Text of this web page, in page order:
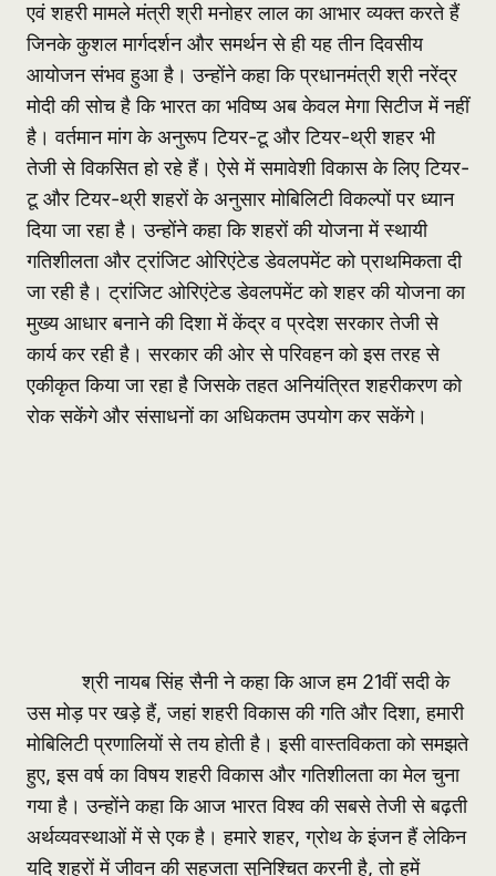
एवं शहरी मामले मंत्री श्री मनोहर लाल का आभार व्यक्त करते हैं
जिनके कुशल मार्गदर्शन और समर्थन से ही यह तीन दिवसीय
आयोजन संभव हुआ है। उन्होंने कहा कि प्रधानमंत्री श्री नरेंद्र
मोदी की सोच है कि भारत का भविष्य अब केवल मेगा सिटीज में नहीं
है। वर्तमान मांग के अनुरूप टियर-टू और टियर-थ्री शहर भी
तेजी से विकसित हो रहे हैं। ऐसे में समावेशी विकास के लिए टियर-
टू और टियर-थ्री शहरों के अनुसार मोबिलिटी विकल्पों पर ध्यान
दिया जा रहा है। उन्होंने कहा कि शहरों की योजना में स्थायी
गतिशीलता और ट्रांजिट ओरिएंटेड डेवलपमेंट को प्राथमिकता दी
जा रही है। ट्रांजिट ओरिएंटेड डेवलपमेंट को शहर की योजना का
मुख्य आधार बनाने की दिशा में केंद्र व प्रदेश सरकार तेजी से
कार्य कर रही है। सरकार की ओर से परिवहन को इस तरह से
एकीकृत किया जा रहा है जिसके तहत अनियंत्रित शहरीकरण को
रोक सकेंगे और संसाधनों का अधिकतम उपयोग कर सकेंगे।
श्री नायब सिंह सैनी ने कहा कि आज हम 21वीं सदी के
उस मोड़ पर खड़े हैं, जहां शहरी विकास की गति और दिशा, हमारी
मोबिलिटी प्रणालियों से तय होती है। इसी वास्तविकता को समझते
हुए, इस वर्ष का विषय शहरी विकास और गतिशीलता का मेल चुना
गया है। उन्होंने कहा कि आज भारत विश्व की सबसे तेजी से बढ़ती
अर्थव्यवस्थाओं में से एक है। हमारे शहर, ग्रोथ के इंजन हैं लेकिन
यदि शहरों में जीवन की सहजता सुनिश्चित करनी है, तो हमें